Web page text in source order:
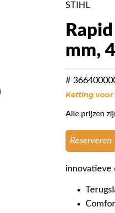
STIHL
mm,
#
Ketting
Alle prijzen
Reserveren
innovatieve